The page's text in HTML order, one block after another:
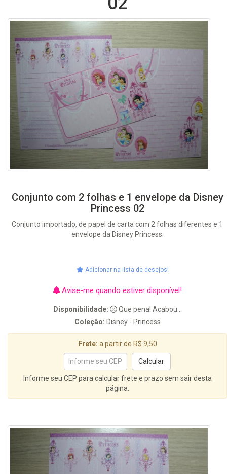
Conjunto com 2 folhas e 1 envelope da Disney
Princess 02
Conjunto importado, de papel de carta com 2 folhas diferentes e 1
envelope da Disney Princess.
Adicionar na lista de desejos!
Avise-me quando estiver disponível!
Disponibilidade:
Que pena! Acabou...
Coleção: Disney - Princess
Frete: a partir de R$ 9,50
Informe seu CEP para calcular frete e prazo sem sair desta
página.